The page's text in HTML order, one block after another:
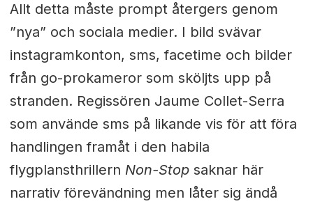
Allt detta måste prompt återgers genom
”nya” och sociala medier. I bild svävar
instagramkonton, sms, facetime och bilder
från go-prokameror som sköljts upp på
stranden. Regissören Jaume Collet-Serra
som använde sms på likande vis för att föra
handlingen framåt i den habila
flygplansthrillern Non-Stopsaknar här
narrativ förevändning men låter sig ändå